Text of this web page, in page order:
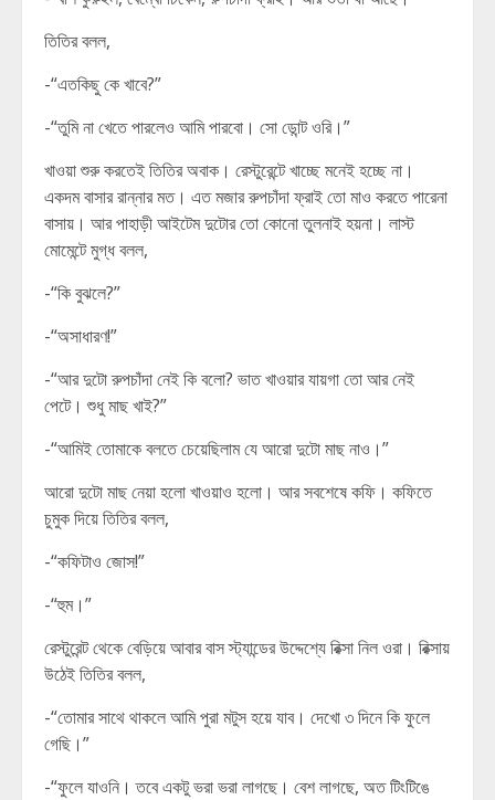
তিতির বলল,
-“এতকিছু কে খাবে?”
-“তুমি না খেতে পারলেও আমি পারবো। সো ডোন্ট ওরি।”
খাওয়া শুরু করতেই তিতির অবাক। রেস্টুরেন্টে খাচ্ছে মনেই হচ্ছে না।
একদম বাসার রান্নার মত। এত মজার রুপচাঁদা ফ্রাই তো মাও করতে পারেনা
বাসায়। আর পাহাড়ী আইটেম দুটোর তো কোনো তুলনাই হয়না। লাস্ট
মোমেন্টে মুগ্ধ বলল,
-“কি বুঝলে?”
-“অসাধারণ!”
-“আর দুটো রুপচাঁদা নেই কি বলো? ভাত খাওয়ার যায়গা তো আর নেই
পেটে। শুধু মাছ খাই?”
-“আমিই তোমাকে বলতে চেয়েছিলাম যে আরো দুটো মাছ নাও।”
আরো দুটো মাছ নেয়া হলো খাওয়াও হলো। আর সবশেষে কফি। কফিতে
চুমুক দিয়ে তিতির বলল,
-“কফিটাও জোস!”
-“হুম।”
রেস্টুরেন্ট থেকে বেড়িয়ে আবার বাস স্ট্যান্ডের উদ্দেশ্যে রিক্সা নিল ওরা। রিক্সায়
উঠেই তিতির বলল,
-“তোমার সাথে থাকলে আমি পুরা মটুস হয়ে যাব। দেখো ৩ দিনে কি ফুলে
গেছি।”
-“ফুলে যাওনি। তবে একটু ভরা ভরা লাগছে। বেশ লাগছে, অত টিংটিঙে